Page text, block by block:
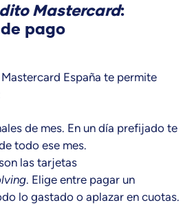
Mastercard:
pago
España te permite
de mes. En un día prefijado te
todo ese mes.
las tarjetas
. Elige entre pagar un
lo gastado o aplazar en cuotas.